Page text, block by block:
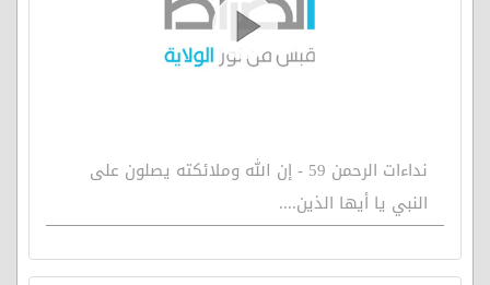
نداءات الرحمن 59 - إن الله وملائكته يصلون على
النبي يا أيها الذين....